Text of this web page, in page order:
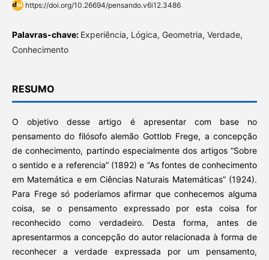
https://doi.org/10.26694/pensando.v6i12.3486
Palavras-chave: Experiência, Lógica, Geometria, Verdade,
Conhecimento
RESUMO
O objetivo desse artigo é apresentar com base no
pensamento do filósofo alemão Gottlob Frege, a concepção
de conhecimento, partindo especialmente dos artigos “Sobre
o sentido e a referencia” (1892) e “As fontes de conhecimento
em Matemática e em Ciências Naturais Matemáticas” (1924).
Para Frege só poderíamos afirmar que conhecemos alguma
coisa, se o pensamento expressado por esta coisa for
reconhecido como verdadeiro. Desta forma, antes de
apresentarmos a concepção do autor relacionada à forma de
reconhecer a verdade expressada por um pensamento,